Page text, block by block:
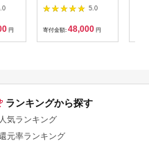
行
円
ィナーコースA ペア
5.0
寄付金額: 48,000 円
ランキングから探す
人気ランキング
元率ランキング